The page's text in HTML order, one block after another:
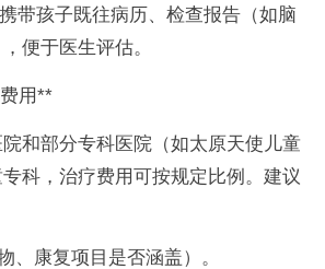
带孩子既往病历、检查报告（如脑
便于医生评估。
用**
和部分专科医院（如太原天使儿童
科，治疗费用可按规定比例。建议
、康复项目是否涵盖）。